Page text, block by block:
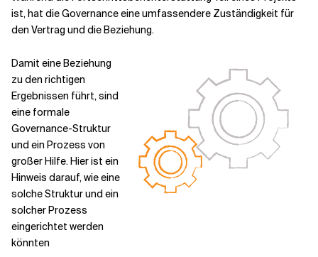
ist, hat die Governance eine umfassendere Zuständigkeit für
den Vertrag und die Beziehung.
Damit eine Beziehung
zu den richtigen
Ergebnissen führt, sind
eine formale
Governance-Struktur
und ein Prozess von
großer Hilfe. Hier ist ein
Hinweis darauf, wie eine
solche Struktur und ein
solcher Prozess
eingerichtet werden
könnten